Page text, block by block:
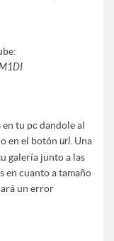
tu pc dandole al
en el botón url . Una
galería junto a las
en cuanto a tamaño
un error